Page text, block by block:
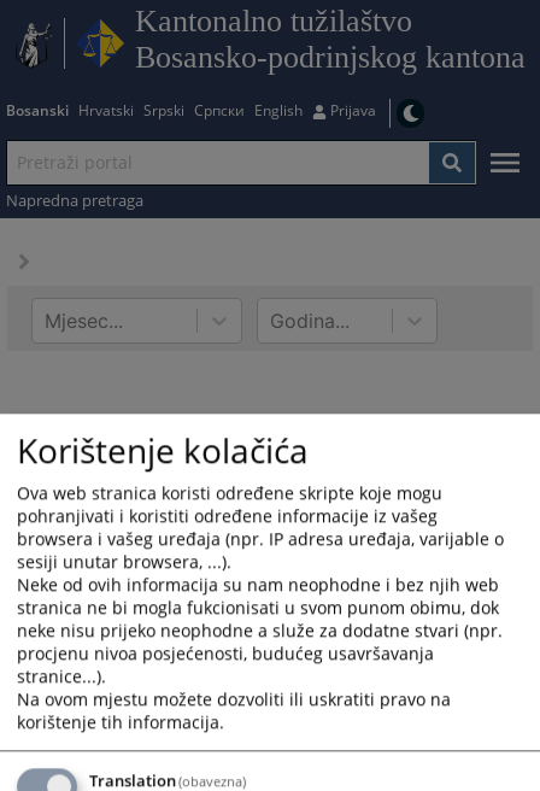
Kantonalno tužilaštvo
Bosansko-podrinjskog kantona
Bosanski Hrvatski Srpski Српски English Prijava
Napredna pretraga
Mjesec... Godina...
Trenutno nema vijesti
Korištenje kolačića
Ova web stranica koristi određene skripte koje mogu
pohranjivati i koristiti određene informacije iz vašeg
browsera i vašeg uređaja (npr. IP adresa uređaja, varijable o
sesiji unutar browsera, ...).
Neke od ovih informacija su nam neophodne i bez njih web
stranica ne bi mogla fukcionisati u svom punom obimu, dok
neke nisu prijeko neophodne a služe za dodatne stvari (npr.
procjenu nivoa posjećenosti, budućeg usavršavanja
stranice...).
Na ovom mjestu možete dozvoliti ili uskratiti pravo na
korištenje tih informacija.
Translation(obavezna)